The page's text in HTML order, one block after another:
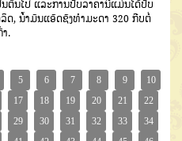
ນຕົ້ນໄປ ແລະການປັບລາຄານີ້ແມ່ນໄດ້ປັບ
ດ, ນໍ້າມັນແອັດຊັງທໍາມະດາ 320 ກີບຕໍ່
.